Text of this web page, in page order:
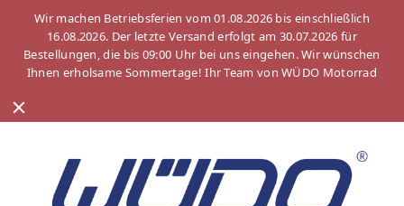
Wir machen Betriebsferien vom 01.08.2026 bis einschließlich
16.08.2026. Der letzte Versand erfolgt am 30.07.2026 für
Bestellungen, die bis 09:00 Uhr bei uns eingehen. Wir wünschen
Ihnen erholsame Sommertage! Ihr Team von WÜDO Motorrad